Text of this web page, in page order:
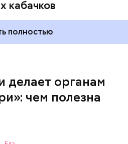
кабачков
полностью
делает органам
чем полезна
кости, зубы, волосы и
действие;
нежная и забирает
сахара и соли тяжелых
большом количестве) —
женщинам,
нервная трубка у
держит сосуды под
Калинчев рассказал,
блюд, где используют